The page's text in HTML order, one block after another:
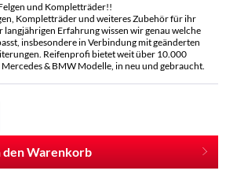
und Kompletträder!!
Kompletträder und weiteres Zubehör für ihr
langjährigen Erfahrung wissen wir genau welche
insbesondere in Verbindung mit geänderten
Reifenprofi bietet weit über 10.000
& BMW Modelle, in neu und gebraucht.
den Warenkorb